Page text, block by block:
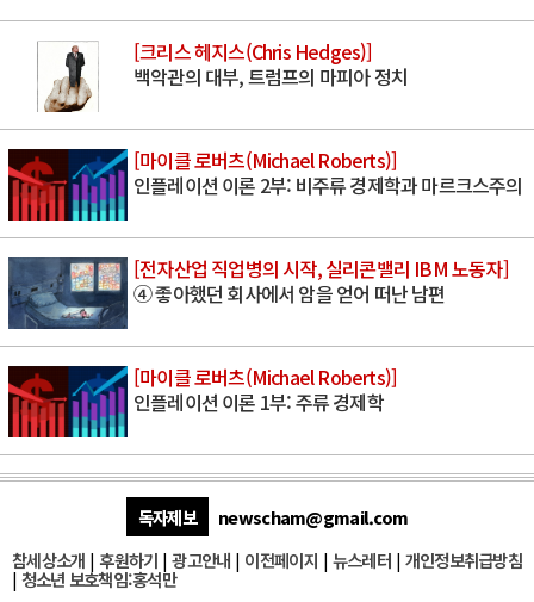
[크리스 헤지스(Chris Hedges)]
백악관의 대부, 트럼프의 마피아 정치
[마이클 로버츠(Michael Roberts)]
인플레이션 이론 2부: 비주류 경제학과 마르크스주의
[전자산업 직업병의 시작, 실리콘밸리 IBM 노동자]
④ 좋아했던 회사에서 암을 얻어 떠난 남편
[마이클 로버츠(Michael Roberts)]
인플레이션 이론 1부: 주류 경제학
독자제보
newscham@gmail.com
참세상소개 | 후원하기 |광고안내 | 이전페이지 | 뉴스레터| 개인정보취급방침
| 청소년 보호책임:홍석만